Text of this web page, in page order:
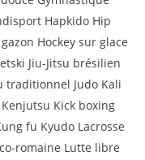
Hapkido Hip
Hockey sur glace
Jiu-Jitsu brésilien
traditionnel Judo Kali
Kick boxing
fu Kyudo Lacrosse
romaine Lutte libre